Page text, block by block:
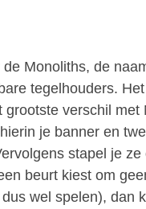
Monoliths, de
tegelhouders.
grootste verschil
je banner en
stapel je
beurt kiest om
wel spelen), dan